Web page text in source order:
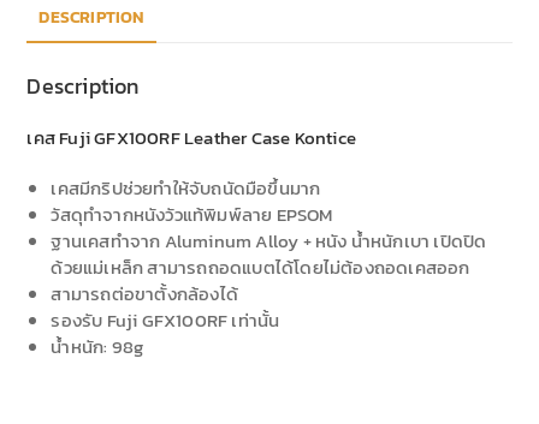
DESCRIPTION
Description
เคส Fuji GFX100RF Leather Case Kontice
เคสมีกริปช่วยทำให้จับถนัดมือขึ้นมาก
วัสดุทำจากหนังวัวแท้พิมพ์ลาย EPSOM
ฐานเคสทำจาก Aluminum Alloy + หนัง น้ำหนักเบา เปิดปิด
ด้วยแม่เหล็ก สามารถถอดแบตได้โดยไม่ต้องถอดเคสออก
สามารถต่อขาตั้งกล้องได้
รองรับ Fuji GFX100RF เท่านั้น
น้ำหนัก: 98g